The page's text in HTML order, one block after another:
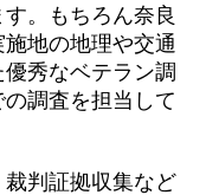
。もちろん奈良
地の地理や交通
秀なベテラン調
調査を担当して
判証拠収集など